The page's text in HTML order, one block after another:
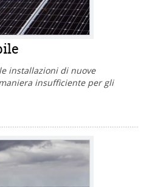
installazioni di nuove
insufficiente per gli